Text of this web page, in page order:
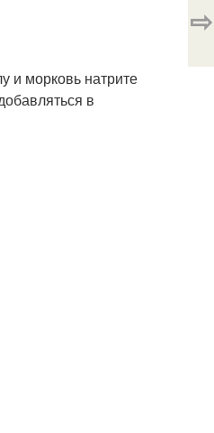
и морковь натрите
в
⇨